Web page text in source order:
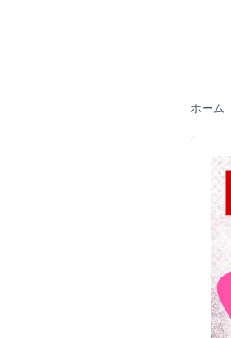
ホーム